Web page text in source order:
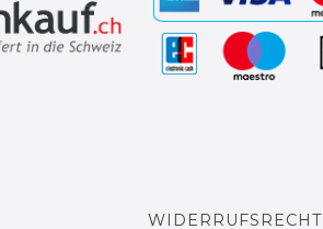
WIDERRUFSRECHT